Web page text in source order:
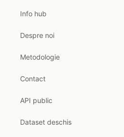
Info hub
Despre noi
Metodologie
Contact
API public
Dataset deschis